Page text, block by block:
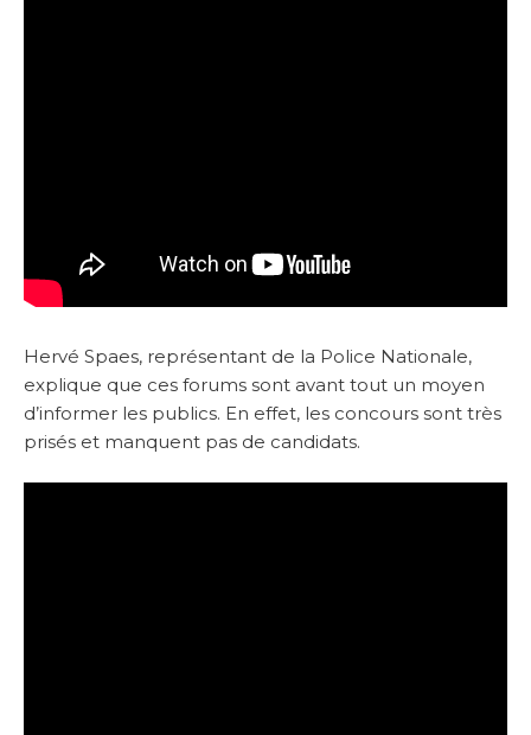
Hervé Spaes, représentant de la Police Nationale,
explique que ces forums sont avant tout un moyen
d’informer les publics. En effet, les concours sont très
prisés et manquent pas de candidats.